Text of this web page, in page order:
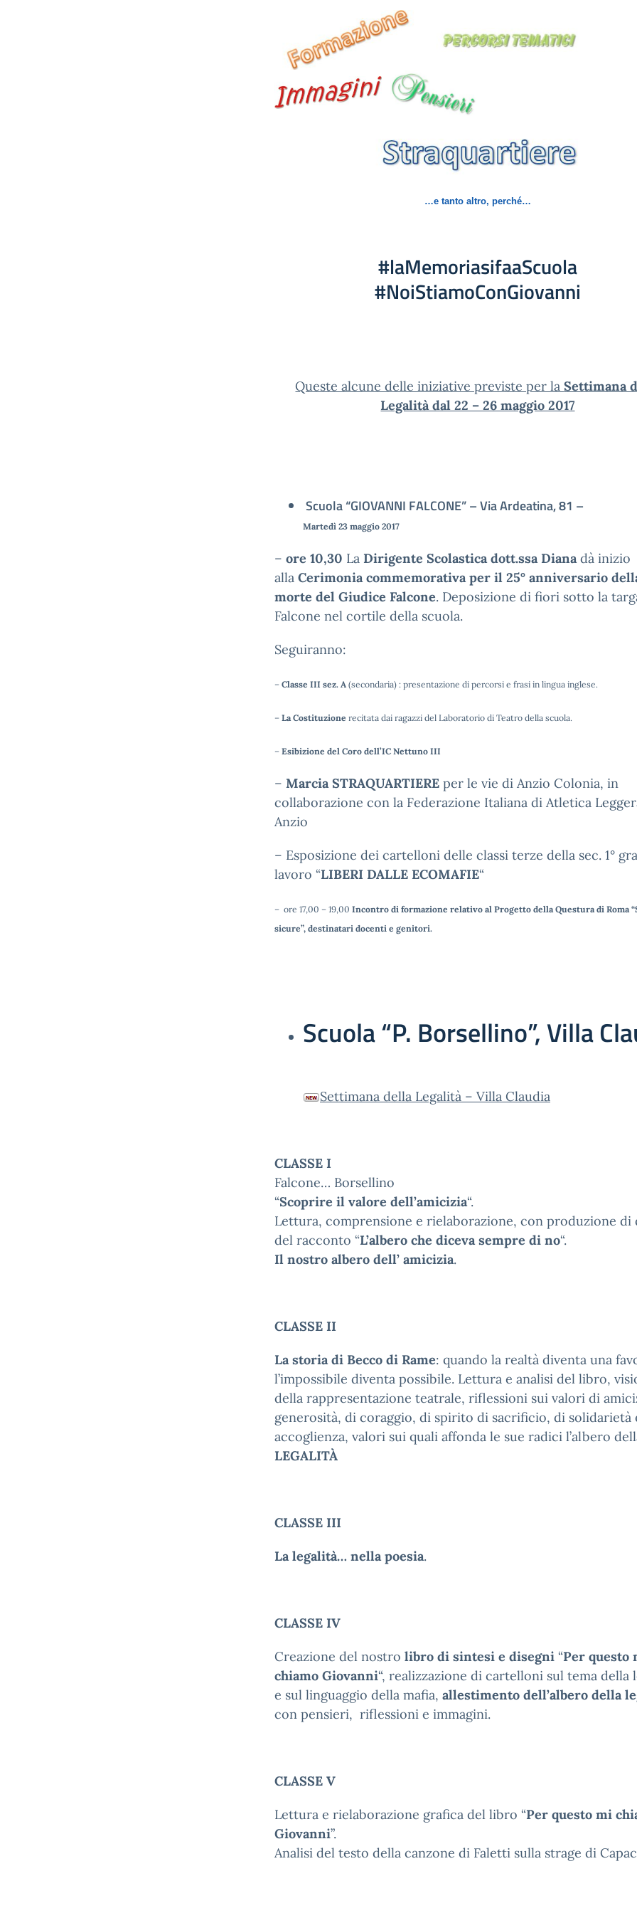
…e tanto altro, perché…
#laMemoriasifaaScuola
#NoiStiamoConGiovanni
Queste alcune delle iniziative previste per laSettimana
Legalità dal 22 – 26 maggio 2017
Scuola “GIOVANNI FALCONE” – Via Ardeatina, 81 –
Martedì 23 maggio 2017
– ore 10,30 La Dirigente Scolastica dott.ssa Dianadà inizio
alla Cerimonia commemorativa per il 25° anniversario
morte del Giudice Falcone. Deposizione di fiori sotto la
Falcone nel cortile della scuola.
Seguiranno:
– Classe III sez. A (secondaria) : presentazione di percorsi e frasi in lingua inglese.
– La Costituzione recitata dai ragazzi del Laboratorio di Teatro della scuola.
– Esibizione del Coro dell’IC Nettuno III
– Marcia STRAQUARTIERE per le vie di Anzio Colonia, in
collaborazione con la Federazione Italiana di Atletica
Anzio
– Esposizione dei cartelloni delle classi terze della sec. 1°
lavoro “LIBERI DALLE ECOMAFIE“
– ore 17,00 – 19,00 Incontro di formazione relativo al Progetto della Questura di Roma
sicure”, destinatari docenti e genitori.
Scuola “P. Borsellino”, Villa
Settimana della Legalità – Villa Claudia
CLASSE I
Falcone… Borsellino
“Scoprire il valore dell’amicizia“.
Lettura, comprensione e rielaborazione, con produzione di
del racconto “L’albero che diceva sempre di no“.
Il nostro albero dell’ amicizia.
CLASSE II
La storia di Becco di Rame: quando la realtà diventa una
l’impossibile diventa possibile. Lettura e analisi del libro,
della rappresentazione teatrale, riflessioni sui valori di
generosità, di coraggio, di spirito di sacrificio, di solidarietà
accoglienza, valori sui quali affonda le sue radici l’albero
LEGALITÀ
CLASSE III
La legalità… nella poesia.
CLASSE IV
Creazione del nostro libro di sintesi e disegni “Per questo
chiamo Giovanni“, realizzazione di cartelloni sul tema della
e sul linguaggio della mafia, allestimento dell’albero della
con pensieri, riflessioni e immagini.
CLASSE V
Lettura e rielaborazione grafica del libro “Per questo mi
Giovanni”.
Analisi del testo della canzone di Faletti sulla strage di